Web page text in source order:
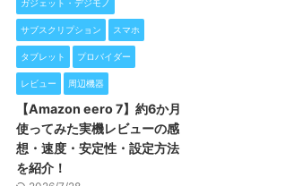
ガジェット・デジモノ
サブスクリプション スマホ
タブレット プロバイダー
レビュー 周辺機器
【Amazon eero 7】約6か月
使ってみた実機レビューの感
想・速度・安定性・設定方法
を紹介！